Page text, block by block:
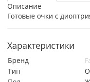
Описание
Готовые очки с
Характеристики
Бренд
Тип